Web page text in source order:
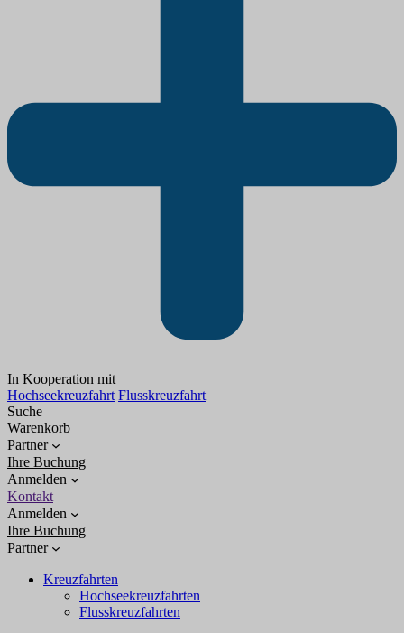
In Kooperation mit
Hochseekreuzfahrt Flusskreuzfahrt
Suche
Warenkorb
Partner
Ihre Buchung
Anmelden
Kontakt
Anmelden
Ihre Buchung
Partner
Kreuzfahrten
Hochseekreuzfahrten
Flusskreuzfahrten